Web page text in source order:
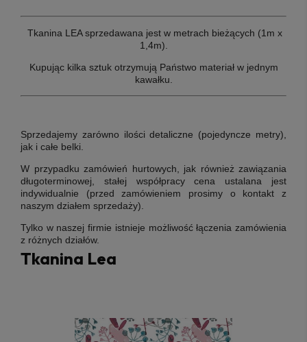
Tkanina LEA sprzedawana jest w metrach bieżących (1m x
1,4m).
Kupując kilka sztuk otrzymują Państwo materiał w jednym
kawałku.
Sprzedajemy zarówno ilości detaliczne (pojedyncze metry),
jak i całe belki.
W przypadku zamówień hurtowych, jak również zawiązania
długoterminowej, stałej współpracy cena ustalana jest
indywidualnie (przed zamówieniem prosimy o kontakt z
naszym działem sprzedaży).
Tylko w naszej firmie istnieje możliwość łączenia zamówienia
z różnych działów.
Tkanina Lea